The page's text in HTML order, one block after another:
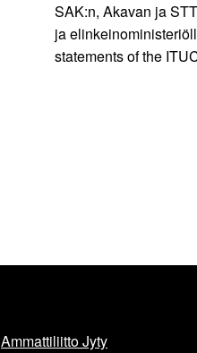
SAK:n, Akavan ja
ja
statements of the
Ammattiliitto Jyty